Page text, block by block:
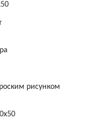
рисунком